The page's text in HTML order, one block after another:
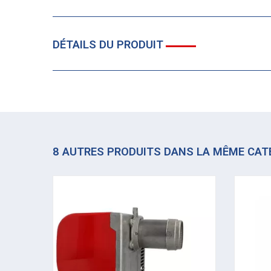
DÉTAILS DU PRODUIT
8 AUTRES PRODUITS DANS LA MÊME